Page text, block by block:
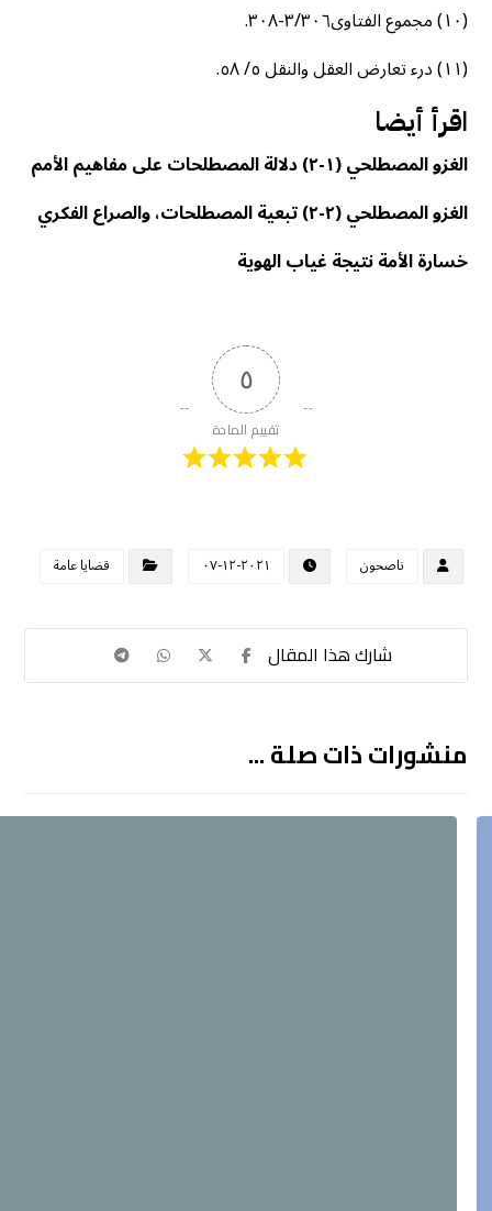
(١٠) مجموع الفتاوی٣/٣٠٦-٣٠٨.
(١١) درء تعارض العقل والنقل ٥/ ٥٨.
اقرأ أيضا
الغزو المصطلحي (١-٢) دلالة المصطلحات على مفاهيم الأمم
الغزو المصطلحي (٢-٢) تبعية المصطلحات، والصراع الفكري
خسارة الأمة نتيجة غياب الهوية
٥
تقييم المادة
ناصحون ٢٠٢١-١٢-٠٧ قضايا عامة
منشورات ذات صلة ...